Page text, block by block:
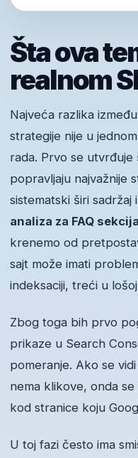
Šta ova
realnom
Najveća razlika
strategije nije u
rada. Prvo se utvrđuje
popravljaju najvažnije
sistematski širi
analiza za FAQ sekcija
krenemo od
sajt može imati
indeksaciji, treći u
Zbog toga bih prvo
prikaze u Search
pomeranje. Ako se
nema klikove, onda
kod stranice koju
U toj fazi često ima